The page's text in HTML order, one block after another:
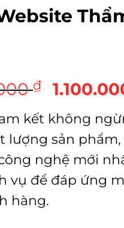
₫
Giá
gốc
là:
kết không
lượng sản
nghệ mới
vụ để đáp ứng
hàng.